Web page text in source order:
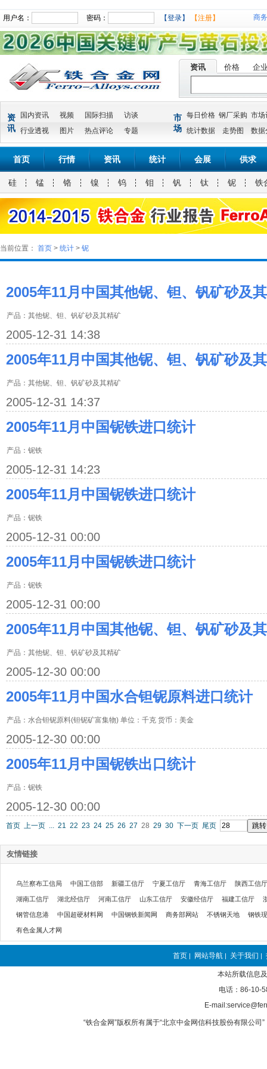
用户名： 密码： 【登录】 【注册】 商
资讯 价格 企
资
讯
国内资讯 视频 国际扫描
访谈
行业透视
图片 热点评论 专题
市
场
每日价格 钢厂采购 市场
统计数据
走势图 数据
首页 行情 资讯 统计 会展 供求
硅 锰 铬 镍 钨 钼 钒 钛 铌 铁
当前位置： 首页 > 统计 > 铌
2005年11月中国其他铌、钽、钒矿砂及
产品：其他铌、钽、钒矿砂及其精矿
2005-12-31 14:38
2005年11月中国其他铌、钽、钒矿砂及
产品：其他铌、钽、钒矿砂及其精矿
2005-12-31 14:37
2005年11月中国铌铁进口统计
产品：铌铁
2005-12-31 14:23
2005年11月中国铌铁进口统计
产品：铌铁
2005-12-31 00:00
2005年11月中国铌铁进口统计
产品：铌铁
2005-12-31 00:00
2005年11月中国其他铌、钽、钒矿砂及
产品：其他铌、钽、钒矿砂及其精矿
2005-12-30 00:00
2005年11月中国水合钽铌原料进口统计
产品：水合钽铌原料(钽铌矿富集物) 单位：千克 货币：美金
2005-12-30 00:00
2005年11月中国铌铁出口统计
产品：铌铁
2005-12-30 00:00
首页 上一页 ... 21 22 23 24 25 26 27 28 29 30 下一页 尾页
友情链接
乌兰察布工信局 中国工信部 新疆工信厅 宁夏工信厅 青海工信厅 陕西工信厅
湖南工信厅 湖北经信厅 河南工信厅 山东工信厅 安徽经信厅 福建工信厅
钢管信息港 中国超硬材料网 中国钢铁新闻网 商务部网站 不锈钢天地 钢铁
有色金属人才网
首页 | 网站导航 | 关于我们 |
本站所载信息
电话：86-10-
E-
“铁合金网”版权所有属于“北京中金网信科技股份有限公司